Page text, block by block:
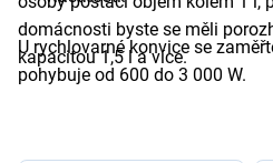
domácnosti byste se měli
kapacitou 1,5 l a více.
U rychlovarné konvice se
pohybuje od 600 do 3 000 W.